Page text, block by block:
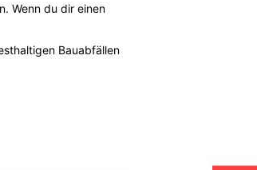
Wenn du dir einen
Bauabfällen